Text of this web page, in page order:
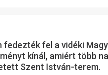
fel a vidéki
kínál, amiért több
Szent István-terem.